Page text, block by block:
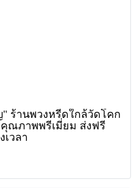
ร้านพวงหรีดใกล้วัดโคก
ณภาพพรีเมี่ยม ส่งฟรี
เวลา